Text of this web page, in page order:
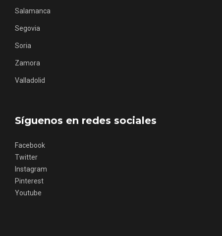
Salamanca
Segovia
Soria
Zamora
Valladolid
Síguenos en redes sociales
Facebook
Twitter
Instagram
Pinterest
Youtube
Arribes